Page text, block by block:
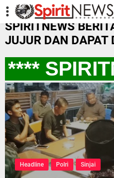
-->
SPIRITNEWS
JUJUR DAN DAPAT
Headline Polri Sinjai